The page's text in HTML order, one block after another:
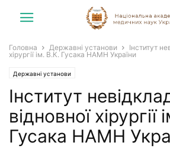
Головна Державні установи
Інститут
хірургії ім. В.К. Гусака НАМН України
Державні установи
Інститут
відновної хірургії
Гусака НАМН